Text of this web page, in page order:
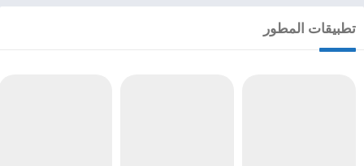
تطبيقات المطور